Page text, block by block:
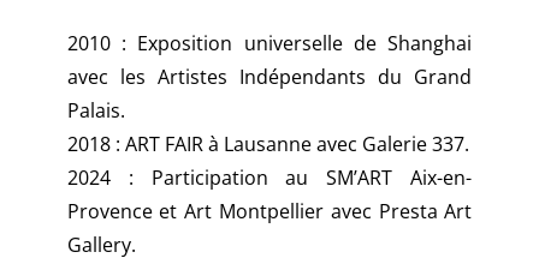
2010 : Exposition universelle de Shanghai
avec les Artistes Indépendants du Grand
Palais.
2018 : ART FAIR à Lausanne avec Galerie 337.
2024 : Participation au SM’ART Aix-en-
Provence et Art Montpellier avec Presta Art
Gallery.